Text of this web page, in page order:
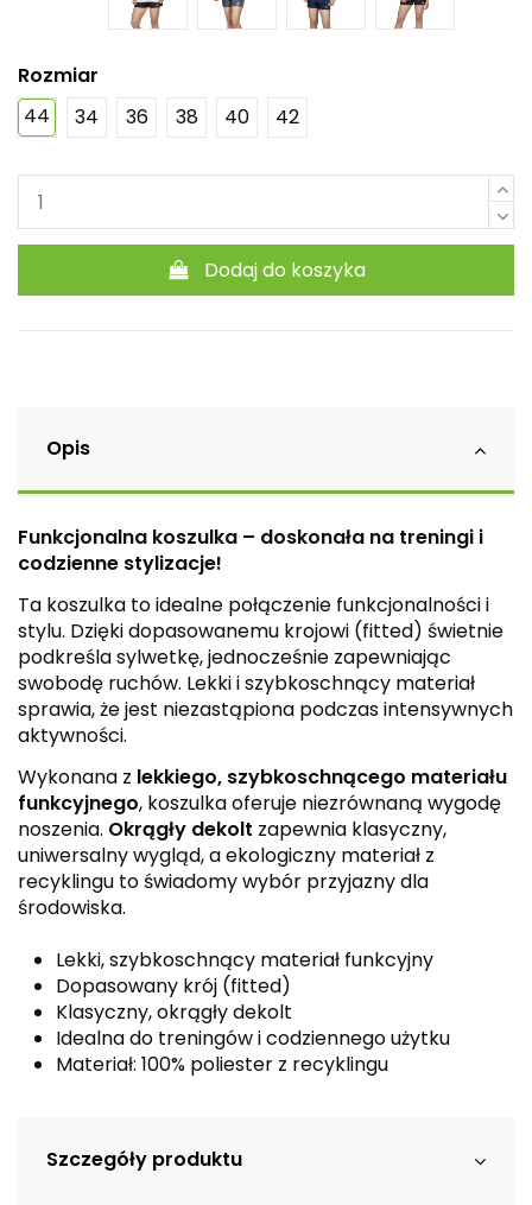
Rozmiar
44
34 36 38 40 42
Dodaj do koszyka
Opis
Funkcjonalna koszulka – doskonała na treningi i
codzienne stylizacje!
Ta koszulka to idealne połączenie funkcjonalności i
stylu. Dzięki dopasowanemu krojowi (fitted) świetnie
podkreśla sylwetkę, jednocześnie zapewniając
swobodę ruchów. Lekki i szybkoschnący materiał
sprawia, że jest niezastąpiona podczas intensywnych
aktywności.
Wykonana z lekkiego, szybkoschnącego materiału
funkcyjnego, koszulka oferuje niezrównaną wygodę
noszenia. Okrągły dekolt zapewnia klasyczny,
uniwersalny wygląd, a ekologiczny materiał z
recyklingu to świadomy wybór przyjazny dla
środowiska.
Lekki, szybkoschnący materiał funkcyjny
Dopasowany krój (fitted)
Klasyczny, okrągły dekolt
Idealna do treningów i codziennego użytku
Materiał: 100% poliester z recyklingu
Szczegóły produktu